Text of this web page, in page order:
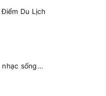
nhạc sống…